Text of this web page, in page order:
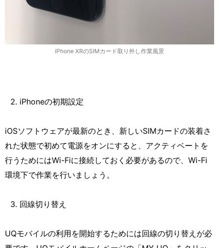
iPhone XRのSIMカード取り外し作業風景
iPhoneの初期設定
iOSソフトウェアが最新のとき、新しいSIMカードの装着さ
れた状態で初めて電源をオンにすると、アクティベートを
行うためにはWi-Fiに接続しておく必要があるので、Wi-Fi
環境下で作業を行いましょう。
回線切り替え
UQモバイルの利用を開始するためには回線の切り替えが必